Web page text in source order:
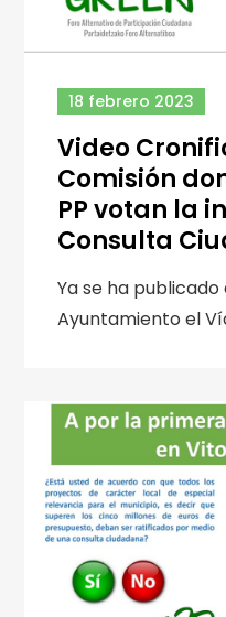
18 febrero 2023
Video
Comisión
PP votan la
Consulta
Ya se ha
Ayuntamiento el